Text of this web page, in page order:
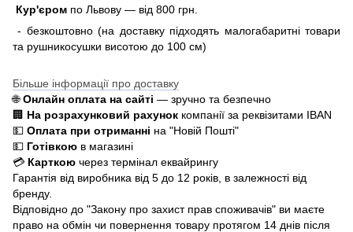
Кур'єром по Львову — від 800 грн.
- безкоштовно (на доставку підходять малогабаритні товари
та рушникосушки висотою до 100 см)
Більше інформації про доставку
🌐Онлайн оплата на сайті — зручно та безпечно
🏢 На розрахунковий рахунок компанії за реквізитами IBAN
💵 Оплата при отриманні на "Новій Пошті"
💵 Готівкою в магазині
💳 Карткою через термінал еквайрингу
Гарантія від виробника від 5 до 12 років, в залежності від
бренду.
Відповідно до "Закону про захист прав споживачів" ви маєте
право на обмін чи повернення товару протягом 14 днів після